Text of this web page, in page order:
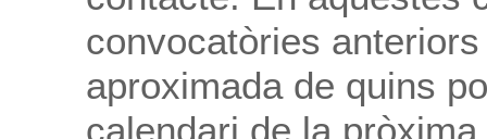
convocatòries
aproximada de quins
calendari de la